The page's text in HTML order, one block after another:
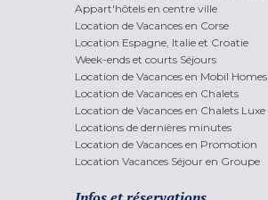
Appart'hôtels en centre ville
Location de Vacances en Corse
Location Espagne, Italie et Croatie
Week-ends et courts Séjours
Location de Vacances en Mobil Homes
Location de Vacances en Chalets
Location de Vacances en Chalets Luxe
Locations de dernières minutes
Location de Vacances en Promotion
Location Vacances Séjour en Groupe